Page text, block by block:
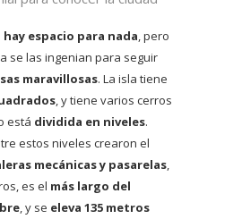
hay espacio para nada, pero
se las ingenian para seguir
maravillosas. La isla tiene
, y tiene varios cerros
está dividida en niveles.
estos niveles crearon el
mecánicas y pasarelas,
es el más largo del
, y se eleva 135 metros